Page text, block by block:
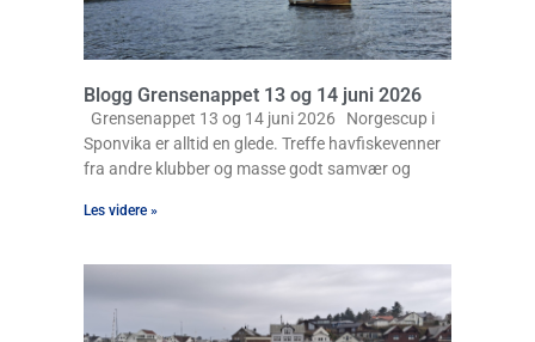
Blogg Grensenappet 13 og 14 juni 2026
Grensenappet 13 og 14 juni 2026 Norgescup i
Sponvika er alltid en glede. Treffe havfiskevenner
fra andre klubber og masse godt samvær og
Les videre »